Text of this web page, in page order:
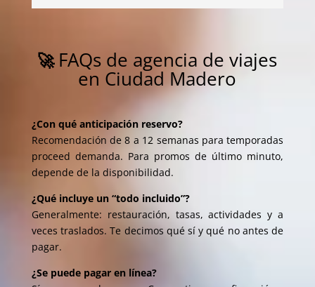
🚀 FAQs de agencia de viajes
en Ciudad Madero
¿Con qué anticipación reservo?
Recomendación de 8 a 12 semanas para temporadas
proceed demanda. Para promos de último minuto,
depende de la disponibilidad.
¿Qué incluye un “todo incluido”?
Generalmente: restauración, tasas, actividades y a
veces traslados. Te decimos qué sí y qué no antes de
pagar.
¿Se puede pagar en línea?